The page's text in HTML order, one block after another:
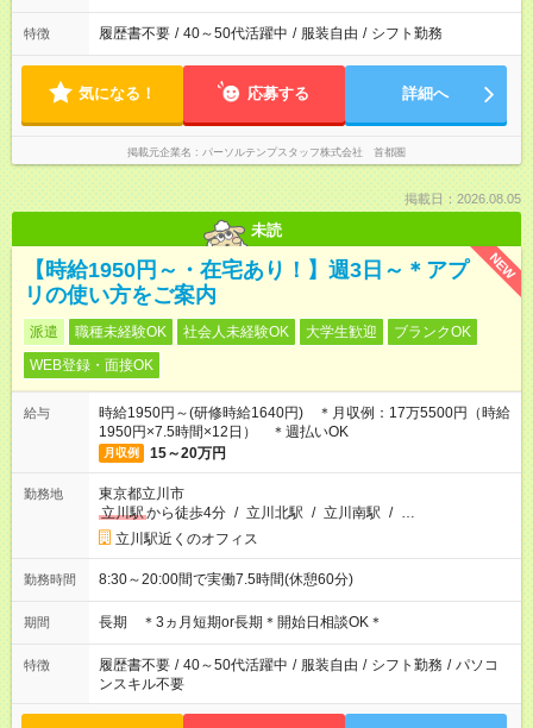
特徴 履歴書不要 / 40～50代活躍中 / 服装自由 / シフト勤務
気になる！ 応募する 詳細へ
掲載元企業名 パーソルテンプスタッフ株式会社 首都圏
掲載日：2026.08.05
未読
NEW
【時給1950円～・在宅あり！】週3日～＊アプ
リの使い方をご案内
派遣 職種未経験OK 社会人未経験OK 大学生歓迎
ブランクOK
WEB登録・面接OK
給与
時給1950円～(研修時給1640円) ＊月収例：17万5500円（時給
1950円×7.5時間×12日） ＊週払いOK
月収例 15～20万円
勤務地
東京都立川市
立川駅から徒歩4分 / 立川北駅 / 立川南駅 / …
立川駅近くのオフィス
勤務時間 8:30～20:00間で実働7.5時間(休憩60分)
期間 長期 ＊3ヵ月短期or長期＊開始日相談OK＊
特徴 履歴書不要 / 40～50代活躍中 / 服装自由 / シフト勤務 / パソコ
ンスキル不要